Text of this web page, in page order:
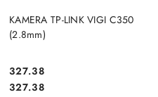
KAMERA TP-LINK VIGI C350
(2.8mm)
Cena:
327.38
Cena:
327.38